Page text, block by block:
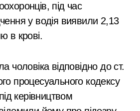
під час
у водія виявили 2,13
в крові.
чоловіка відповідно до ст.
процесуального кодексу
керівництвом